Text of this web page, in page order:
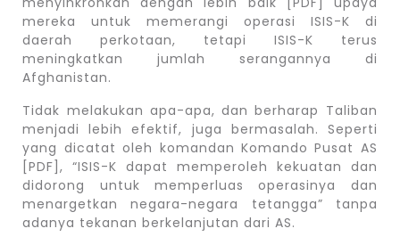
mereka untuk memerangi operasi ISIS-K di
daerah perkotaan, tetapi ISIS-K terus
meningkatkan jumlah serangannya di
Afghanistan.
Tidak melakukan apa-apa, dan berharap Taliban
menjadi lebih efektif, juga bermasalah. Seperti
yang dicatat oleh komandan Komando Pusat AS
[PDF], “ISIS-K dapat memperoleh kekuatan dan
didorong untuk memperluas operasinya dan
menargetkan negara-negara tetangga” tanpa
adanya tekanan berkelanjutan dari AS.